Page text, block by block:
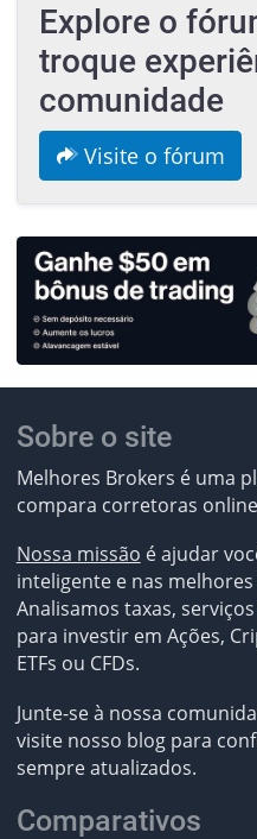
Explore o
troque
comunidade
Visite o fórum
Sobre o site
Melhores Brokers é uma
compara corretoras
Nossa missão é ajudar
inteligente e nas
Analisamos taxas,
para investir em Ações,
ETFs ou CFDs.
Junte-se à nossa
visite nosso blog para
sempre atualizados.
Comparativos